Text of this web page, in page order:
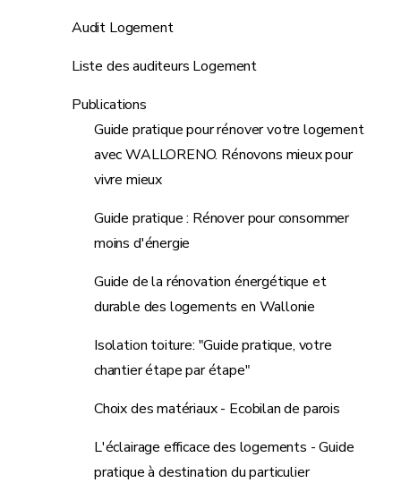
Audit Logement
Liste des auditeurs Logement
Publications
Guide pratique pour rénover votre logement
avec WALLORENO. Rénovons mieux pour
vivre mieux
Guide pratique : Rénover pour consommer
moins d'énergie
Guide de la rénovation énergétique et
durable des logements en Wallonie
Isolation toiture: "Guide pratique, votre
chantier étape par étape"
Choix des matériaux - Ecobilan de parois
L'éclairage efficace des logements - Guide
pratique à destination du particulier